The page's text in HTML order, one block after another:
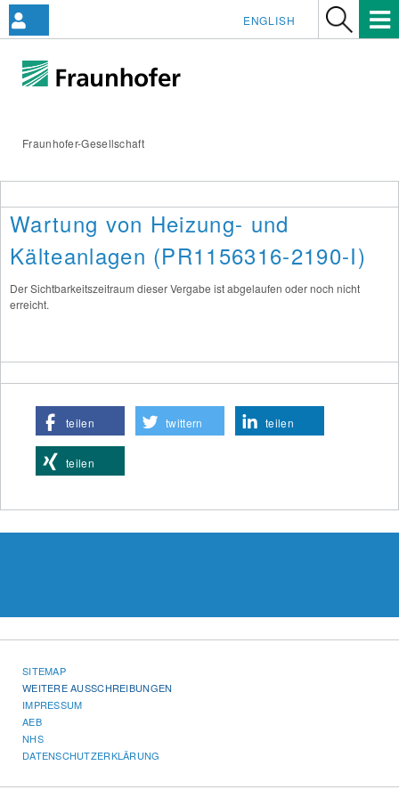
Fraunhofer-Gesellschaft
ENGLISH
Wartung von Heizung- und
Kälteanlagen (PR1156316-2190-I)
Der Sichtbarkeitszeitraum dieser Vergabe ist abgelaufen oder noch nicht
erreicht.
teilen twittern teilen
teilen
SITEMAP
WEITERE AUSSCHREIBUNGEN
IMPRESSUM
AEB
NHS
DATENSCHUTZERKLÄRUNG